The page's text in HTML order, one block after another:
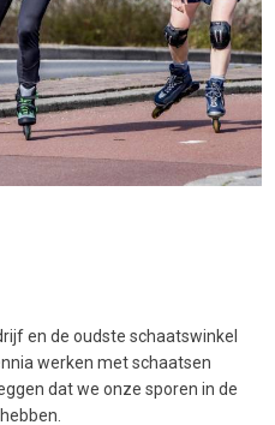
en de oudste schaatswinkel
werken met schaatsen
dat we onze sporen in de